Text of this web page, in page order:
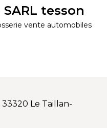
tesson
vente automobiles
Le Taillan-